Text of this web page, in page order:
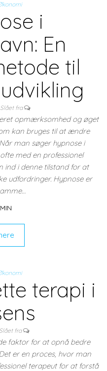
i
En
til
Slået fra
opmærksomhed og øget
kan bruges til at ændre
man søger hypnose i
med en professionel
ind i denne tilstand for at
udfordringer. Hypnose er
terapi i
Slået fra
faktor for at opnå bedre
er en proces, hvor man
terapeut for at forstå